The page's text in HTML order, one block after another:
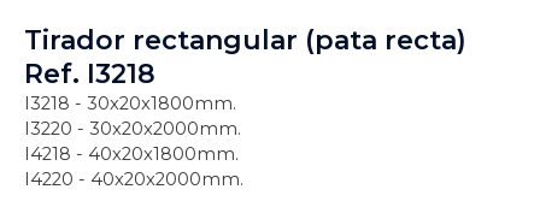
Tirador rectangular (pata recta)
Ref. I3218
I3218 - 30x20x1800mm.
I3220 - 30x20x2000mm.
I4218 - 40x20x1800mm.
I4220 - 40x20x2000mm.